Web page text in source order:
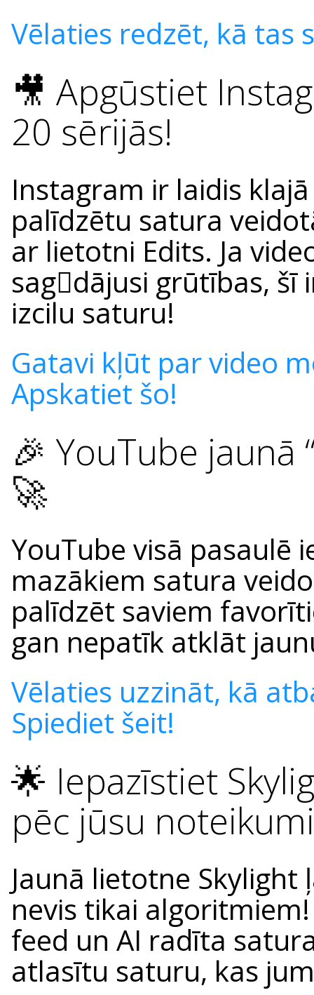
Vēlaties redzēt, kā tas
🎥 Apgūstiet
20 sērijās!
Instagram ir laidis
palīdzētu satura
ar lietotni Edits. Ja
sag𔀶dājusi grūtības, šī
izcilu saturu!
Gatavi kļūt par video
Apskatiet šo!
🎉 YouTube jaunā
🚀
YouTube visā pasaulē
mazākiem satura
palīdzēt saviem
gan nepatīk atklāt
Vēlaties uzzināt, kā
Spiediet šeit!
🌟 Iepazīstiet
pēc jūsu
Jaunā lietotne
nevis tikai
feed un AI radīta
atlasītu saturu, kas